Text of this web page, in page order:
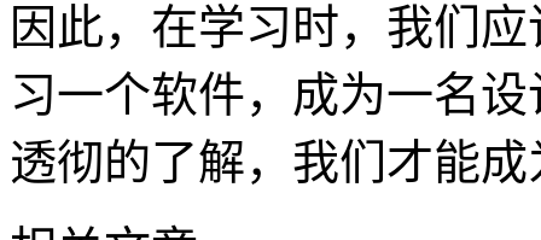
因此，在学习时，我们
习一个软件，成为一名
透彻的了解，我们才能